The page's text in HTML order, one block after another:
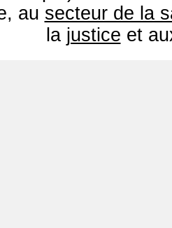
au secteur de la
la justice et